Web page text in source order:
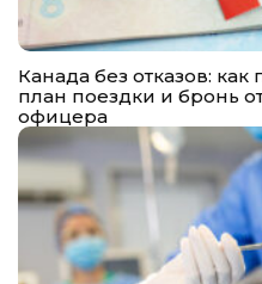
Канада без отказов: как
план поездки и бронь
офицера